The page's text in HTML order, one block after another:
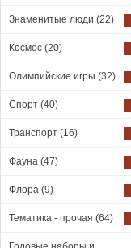
Знаменитые люди (22)
Космос (20)
Олимпийские игры (32)
Спорт (40)
Транспорт (16)
Фауна (47)
Флора (9)
Тематика - прочая (64)